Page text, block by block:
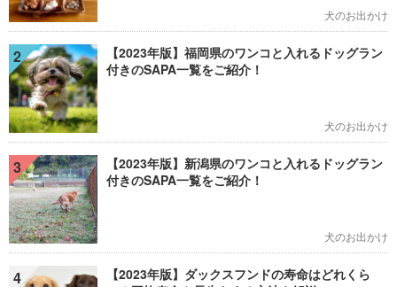
犬のお出かけ
2
【2023年版】福岡県のワンコと入れるドッグラン
付きのSAPA一覧をご紹介！
犬のお出かけ
3
【2023年版】新潟県のワンコと入れるドッグラン
付きのSAPA一覧をご紹介！
犬のお出かけ
4
【2023年版】ダックスフンドの寿命はどれくら